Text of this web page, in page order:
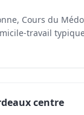
Cours du
travail
centre